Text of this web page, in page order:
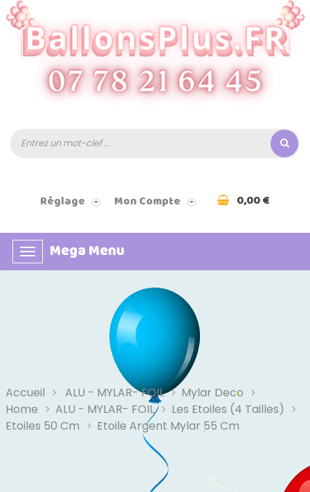
Réglage Mon Compte 0,00 €
Basculer
la
Mega Menu
Accueil ALU - MYLAR- FOIL
Mylar Deco
Home
ALU - MYLAR- FOIL
Les Etoiles (4 Tailles)
Etoiles 50 Cm
Etoile Argent Mylar 55 Cm